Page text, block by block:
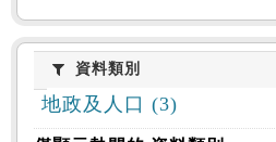
資料類別
資料類別
地政及人口 (3)